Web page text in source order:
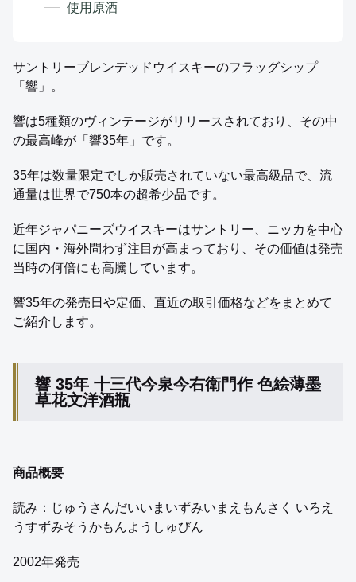
使用原酒
サントリーブレンデッドウイスキーのフラッグシップ
「響」。
響は5種類のヴィンテージがリリースされており、その中
の最高峰が「響35年」です。
35年は数量限定でしか販売されていない最高級品で、流
通量は世界で750本の超希少品です。
近年ジャパニーズウイスキーはサントリー、ニッカを中心
に国内・海外問わず注目が高まっており、その価値は発売
当時の何倍にも高騰しています。
響35年の発売日や定価、直近の取引価格などをまとめて
ご紹介します。
響 35年 十三代今泉今右衛門作 色絵薄墨
草花文洋酒瓶
商品概要
読み：じゅうさんだいいまいずみいまえもんさく いろえ
うすずみそうかもんようしゅびん
2002年発売